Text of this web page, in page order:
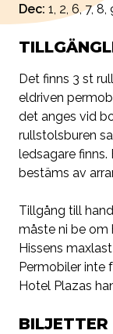
Dec: 1, 2, 6, 7, 8,
Det finns 3 st
eldriven
det anges vid
rullstolsburen
ledsagare
bestäms av
Tillgång till
måste ni be om
Hissens
Permobiler inte
Hotel Plazas
BILJETTER